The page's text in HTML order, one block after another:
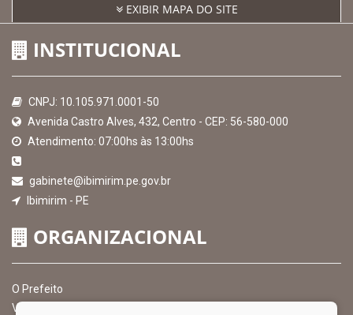
EXIBIR MAPA DO SITE
INSTITUCIONAL
CNPJ: 10.105.971.0001-50
Avenida Castro Alves, 432, Centro - CEP: 56-580-000
Atendimento: 07:00hs às 13:00hs
gabinete@ibimirim.pe.gov.br
Ibimirim - PE
ORGANIZACIONAL
O Prefeito
Vice Prefeito